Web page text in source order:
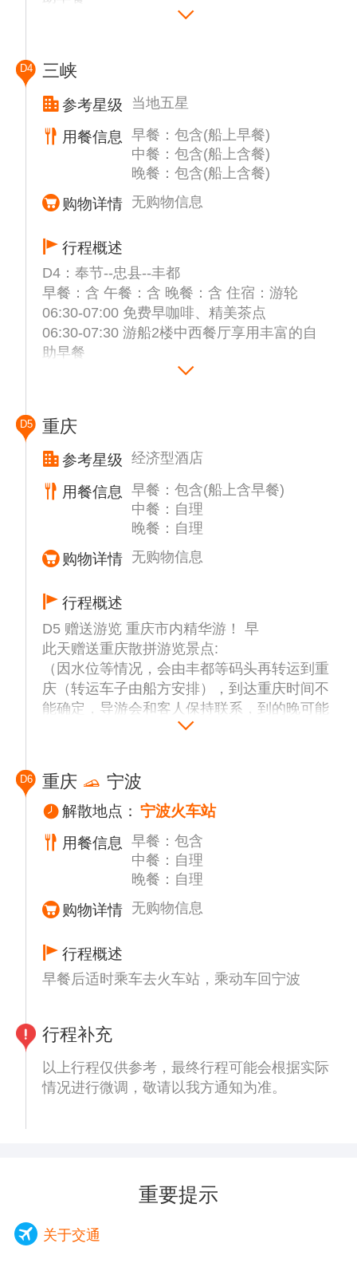
部宏伟构造。领略“高峡出平湖，当今世界
游览【三峡人家】，依山傍水，风情如画，传
统的吊脚楼点缀于山水之间，久违的古帆船、
乌篷船安静的泊在三峡人家门前，溪边少女挥
打鱼，千百年来流传不衰的各种习俗风情体现
着峡江人民的质朴好客。它“一肩挑两坝，一
江携两溪”，这里石、瀑、洞、泉......多种景观
元素巧妙组合，山有山的伟岸，水有水的柔
气质。
21:00 游轮开航（宿游轮上）。
备注：根据当天实际情况，导游在不减少景点
的情况下有权调整景点参观顺序。
温馨提示： 因升船机于8月25日开始计划性停
航检修，工期不超过35天，在检修期间此自费
景点更换其他景区作为推荐，以实际船方推荐
程表一般会放在房间里，如有不明白的请第一
时间到船上服务总台咨询确认。岸上景点由船
上工作人员带领队参观，每天带队的人员不一
定一样，以房间号为单位，在指定时间大厅指
号，以防走失时可以联系。
世界殊”的壮丽场景。
08:00-12:00 游览【小三峡】（代售290元/人
或者自由活动），位于三峡库区腹心，素
有“万峰磅礴一江通，锁钥荆襄气势雄”之称，
景区内有奇峰峻岭、云雾缭绕、嬉戏猴群、迷
存悬棺。真正体验峡谷的感觉，水道狭窄，山
势奇骏，峡谷幽深，立马感觉青山相对，美不
令人满怀返璞归真、拥抱
自然的情趣。
12:00-13:00 游船2楼中西餐厅享用丰富的自
助午餐
14:30-15:00 游轮经过【瞿塘峡】，您可在六
楼阳光甲板倾听导游现场解说，亲身感受“夔
门天下雄”的磅礴气势（新版十元人民币背面
或者自由活动）位于瞿塘峡口的长江北岸，
观“夔门天下雄”的最佳地点。刘备对诸葛亮托
孤之地。唐代诗仙李白的“朝辞白帝彩云间，
18:00-19:00 诚意邀请您参加船长欢迎晚宴，
我们的船长敬候您的光临（宿游轮上）。
备注：当天行程游览发生在长江三峡第二段和
的神女峰，巫山十二峰等船观景区，游船会在
观光甲板观赏以及广播讲解！
提示：上下游船请看清脚下，注意安全，船上
自费自愿选择，因为水位等问题自费项目以实
际船上当天介绍为准，自愿选择，与船上签字
确认。如需发票请自行问船上开据。
D4 三峡
参考星级 当地五星
用餐信息
早餐：包含(船上早餐)
中餐：包含(船上含餐)
晚餐：包含(船上含餐)
购物详情 无购物信息
行程概述
D4：奉节--忠县--丰都
早餐：含 午餐：含 晚餐：含 住宿：游轮
06:30-07:00 免费早咖啡、精美茶点
06:30-07:30 游船2楼中西餐厅享用丰富的自
助早餐
地。相传是女娲补天遗留在人间的一颗五彩宝
石。是中国现存为数不多的木质结构建筑之
一，以其独特的建筑风格，被誉为“江上明
珠”。寨楼每一层都由几根像碗一样厚的木梁
支撑着，这些木梁插入悬崖裂缝之中中。没有
钢钉，没有水泥，甚至没有钻孔，只有坚硬的
榫头。置身于此，你不得不感叹人类智慧的伟
大。
12:00-13:00 游船2楼中西餐厅享用丰富的自
助午餐
15:00-18:00 游览【丰都鬼城】丰都鬼城又
称“幽都”、“中国神曲之乡”“鬼国京都”，“鬼城
走一走，活过九十九”，位于重庆市下游丰都
县的长江北岸，因有哼哈祠、天子殿、奈河
桥、黄泉路、望乡台、药王殿等多座表现阴曹
地府的建筑和造型而闻名，以丰富的鬼文化蜚
18:30-19:30 游船2楼中西餐厅享用丰富的自
助晚餐
20:30-21:30 难忘今宵宾客互动告别联谊会
（宿游轮上）
备注：当天游船已慢慢驶出长江三峡峡谷段，
当天实际船上安排为准。
D5 重庆
参考星级 经济型酒店
用餐信息
早餐：包含(船上含早餐)
中餐：自理
晚餐：自理
购物详情 无购物信息
行程概述
D5 赠送游览 重庆市内精华游！ 早
此天赠送重庆散拼游览景点:
（因水位等情况，会由丰都等码头再转运到重
庆（转运车子由船方安排），到达重庆时间不
能确定，导游会和客人保持联系，到的晚可能
会先由司机接上客人入住酒店，再和导游大部
游提前一天晚上21:00前通知为准）
统一出发（备注：由于早上接的客人较多；如
【戴家巷崖壁步道】（参观时间约30分钟）位
于渝中区临江门魁星楼和洪崖洞之间的岩壁
上，落差约60米的崖壁下是嘉陵江，面对江北
嘴，东临洪崖洞，是重庆老城墙遗址。 戴家
接戴家巷街区，向下过人行天桥即可到达嘉陵
崖洞共同构成长约1.1公里的环城墙步道戴家
【重庆人民大礼堂】（参观时间约30分钟）如
遇关闭只能外观、人民广场城市标志性建筑
群。是中国传统宫殿建筑风格与西方建筑的大
跨度结构巧妙结合的杰作 ，也是重庆的标志
续发挥自己的想象，除了气吞列车，还有什么
有趣的创意呢。
用午餐，游客自理(可以与导游沟通)。
【白公馆】（参观时间约60分钟）（景交车
D6 重庆 宁波
解散地点： 宁波火车站
用餐信息
早餐：包含
中餐：自理
晚餐：自理
购物详情 无购物信息
行程概述
早餐后适时乘车去火车站，乘动车回宁波
行程补充
以上行程仅供参考，最终行程可能会根据实际
情况进行微调，敬请以我方通知为准。
重要提示
关于交通